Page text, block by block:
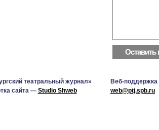
театральный журнал»
сайта — Studio Shweb
Веб-поддержка
web@ptj.spb.ru